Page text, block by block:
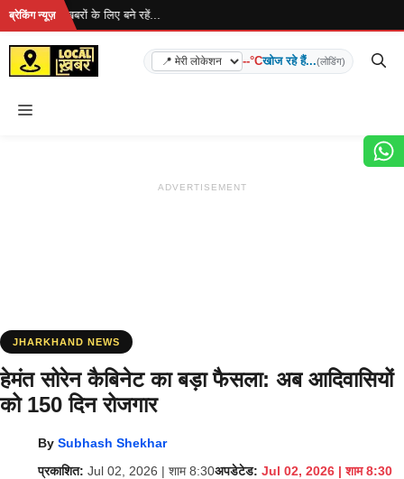
Skip
content
ब्रेकिंग न्यूज़
है... ताज़ा खबरों के लिए बने रहें...
--°Cखोज रहे हैं...(लोडिंग)
Menu
ADVERTISEMENT
JHARKHAND NEWS
हेमंत सोरेन कैबिनेट का बड़ा फैसला: अब आदिवासियों
को 150 दिन रोजगार
By Subhash Shekhar
प्रकाशित: Jul 02, 2026 | शाम 8:30अपडेटेड: Jul 02, 2026 | शाम 8:30